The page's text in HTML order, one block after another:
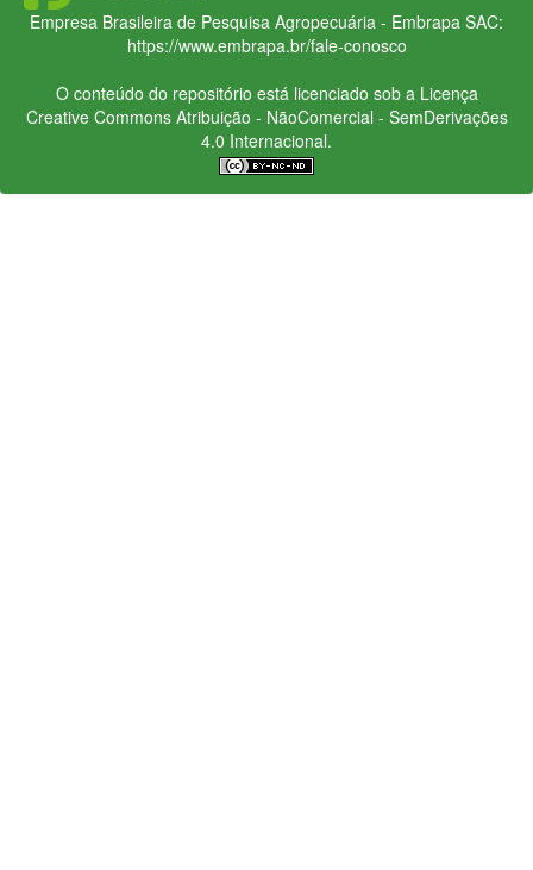
Empresa Brasileira de Pesquisa Agropecuária - Embrapa SAC:
https://www.embrapa.br/fale-conosco
O conteúdo do repositório está licenciado sob a Licença
Creative CommonsAtribuição - NãoComercial - SemDerivações
4.0 Internacional.